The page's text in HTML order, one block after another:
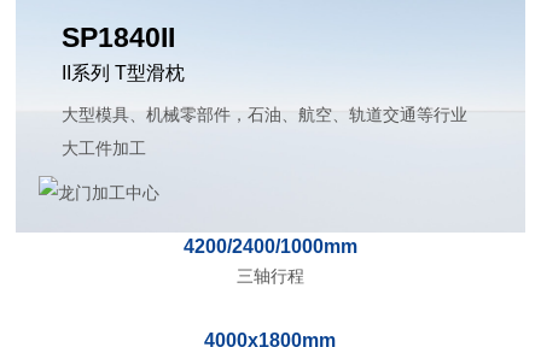
SP1840II
II系列 T型滑枕
大型模具、机械零部件，石油、航空、轨道交通等行业
大工件加工
4200/2400/1000mm
三轴行程
4000x1800mm